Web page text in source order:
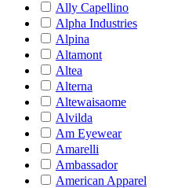
Ally Capellino
Alpha Industries
Alpina
Altamont
Altea
Alterna
Altewaisaome
Alvilda
Am Eyewear
Amarelli
Ambassador
American Apparel